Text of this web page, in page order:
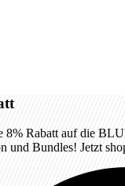
8% Rabatt auf die
und Bundles! Jetzt